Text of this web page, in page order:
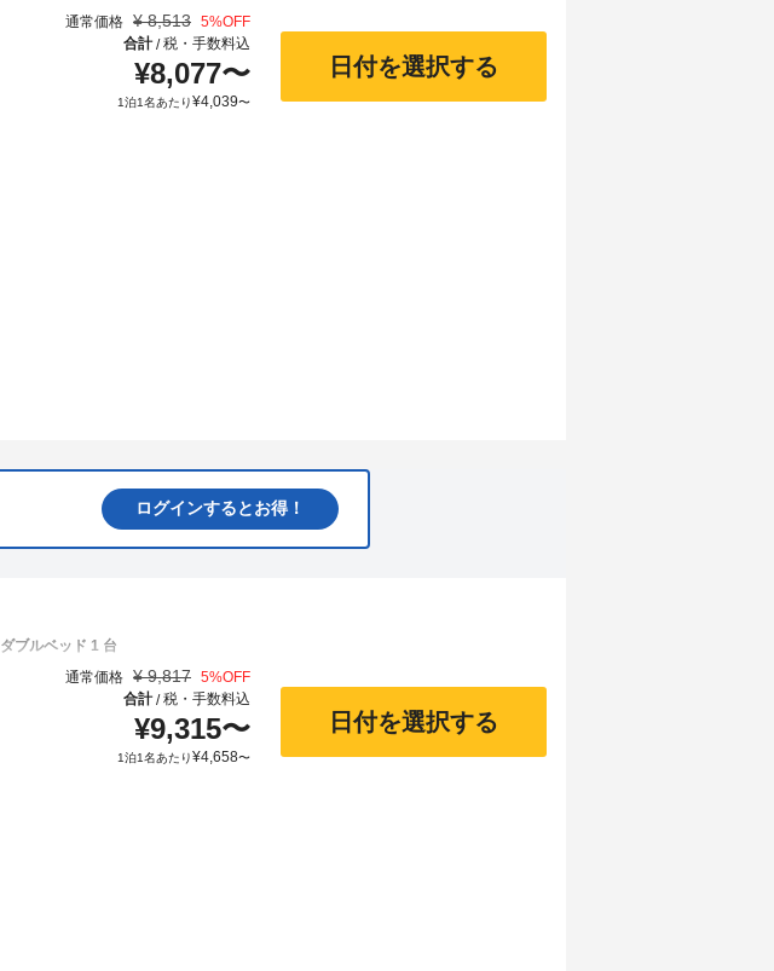
通常価格 ¥ 8,513 5%OFF
合計/税・手数料込
¥8,077〜
1泊1名あたり¥4,039〜
日付を選択する
ログインするとお得！
ダブルベッド 1 台
通常価格 ¥ 9,817 5%OFF
合計/税・手数料込
¥9,315〜
1泊1名あたり¥4,658〜
日付を選択する